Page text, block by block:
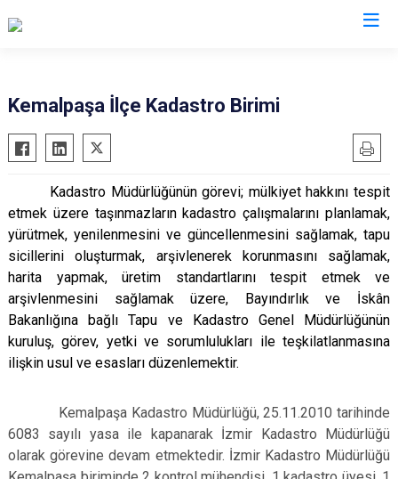
Aliağa
Balçova
Bergama
Beydağ
Bornova
Buca
Çeşme
Çiğli
Güzelbahçe
Karaburun
Karşıyaka
Kemalpaşa
Kınık
Kiraz
Konak
Ödemiş
Seferihisar
Selçuk
Tire
Torbalı
Urla
Kemalpaşa İlçe Kadastro Birimi
Kadastro Müdürlüğünün görevi; mülkiyet hakkını tespit
etmek üzere taşınmazların kadastro çalışmalarını planlamak,
yürütmek, yenilenmesini ve güncellenmesini sağlamak, tapu
sicillerini oluşturmak, arşivlenerek korunmasını sağlamak,
harita yapmak, üretim standartlarını tespit etmek ve
arşivlenmesini sağlamak üzere, Bayındırlık ve İskân
Bakanlığına bağlı Tapu ve Kadastro Genel Müdürlüğünün
kuruluş, görev, yetki ve sorumlulukları ile teşkilatlanmasına
ilişkin usul ve esasları düzenlemektir.
Kemalpaşa Kadastro Müdürlüğü, 25.11.2010 tarihinde
6083 sayılı yasa ile kapanarak İzmir Kadastro Müdürlüğü
olarak görevine devam etmektedir. İzmir Kadastro Müdürlüğü